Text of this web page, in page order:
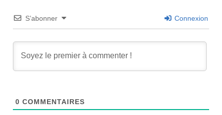
S’abonner Connexion
0 COMMENTAIRES